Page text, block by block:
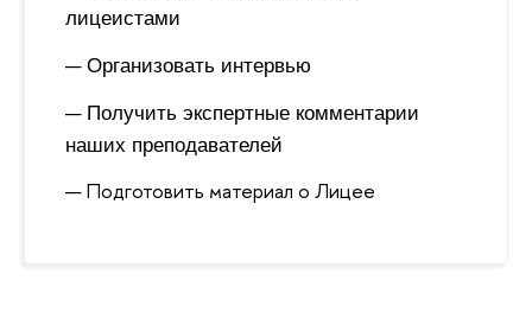
лицеистами
Организовать интервью
Получить экспертные комментарии
наших преподавателей
Подготовить материал о Лицее